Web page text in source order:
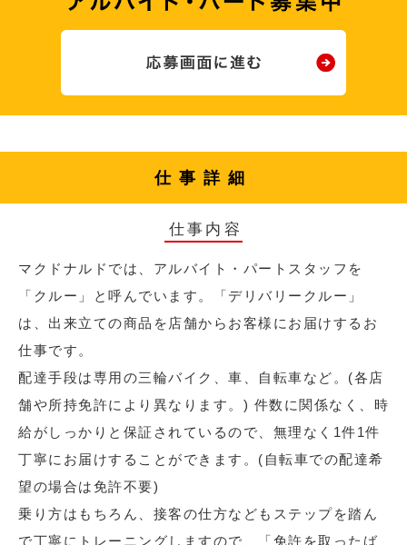
仕事詳細
仕事内容
マクドナルドでは、アルバイト・パートスタッフを
「クルー」と呼んでいます。「デリバリークルー」
は、出来立ての商品を店舗からお客様にお届けするお
仕事です。
配達手段は専用の三輪バイク、車、自転車など。(各店
舗や所持免許により異なります。) 件数に関係なく、時
給がしっかりと保証されているので、無理なく1件1件
丁寧にお届けすることができます。(自転車での配達希
望の場合は免許不要)
乗り方はもちろん、接客の仕方などもステップを踏ん
で丁寧にトレーニングしますので、「免許を取ったば